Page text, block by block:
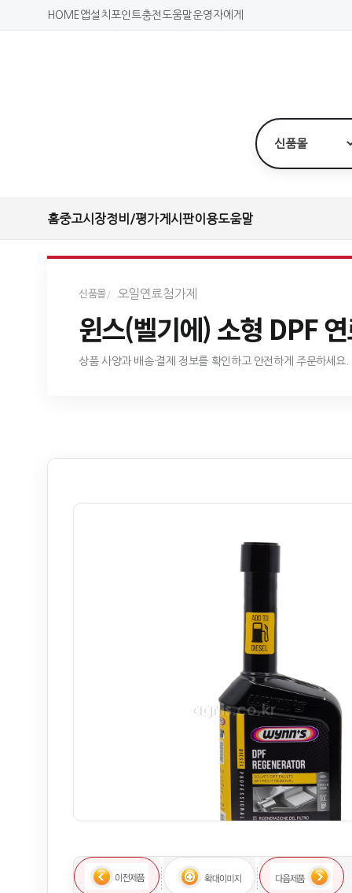
HOME 앱설치 포인트충전도움말운영자에게
홈중고시장정비/평가게시판이용도움말
신품몰 오일연료첨가제
윈스(벨기에) 소형 DPF
상품 사양과 배송·결제 정보를 확인하고 안전하게 주문하세요.